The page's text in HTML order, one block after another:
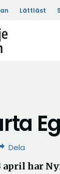
Lättläst
Dela
april har